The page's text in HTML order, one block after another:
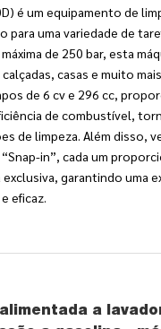
é um equipamento de
uma variedade de
de 250 bar, esta
casas e muito
de 6 cv e 296 cc,
de combustível,
de limpeza. Além disso,
in”, cada um
garantindo uma
eficaz.
a